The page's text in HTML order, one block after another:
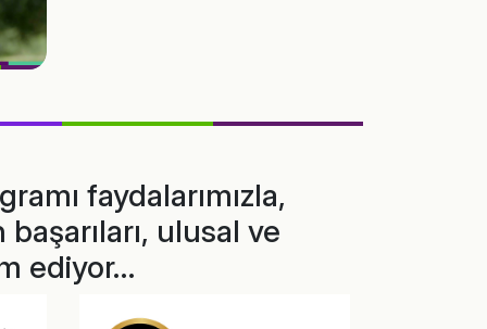
faydalarımızla,
ulusal ve
ediyor…